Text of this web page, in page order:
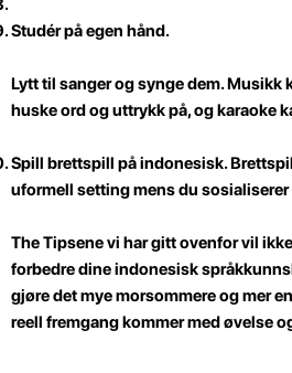
Studér på egen hånd.
Lytt til sanger og synge dem.Musikk
huske ord og uttrykk på, og karaoke
Spill brettspill på indonesisk.
uformell setting mens du sosialiserer
The Tipsene vi har gitt ovenfor vil
forbedre dine indonesisk
gjøre det mye morsommere og mer
reell fremgang kommer med øvelse